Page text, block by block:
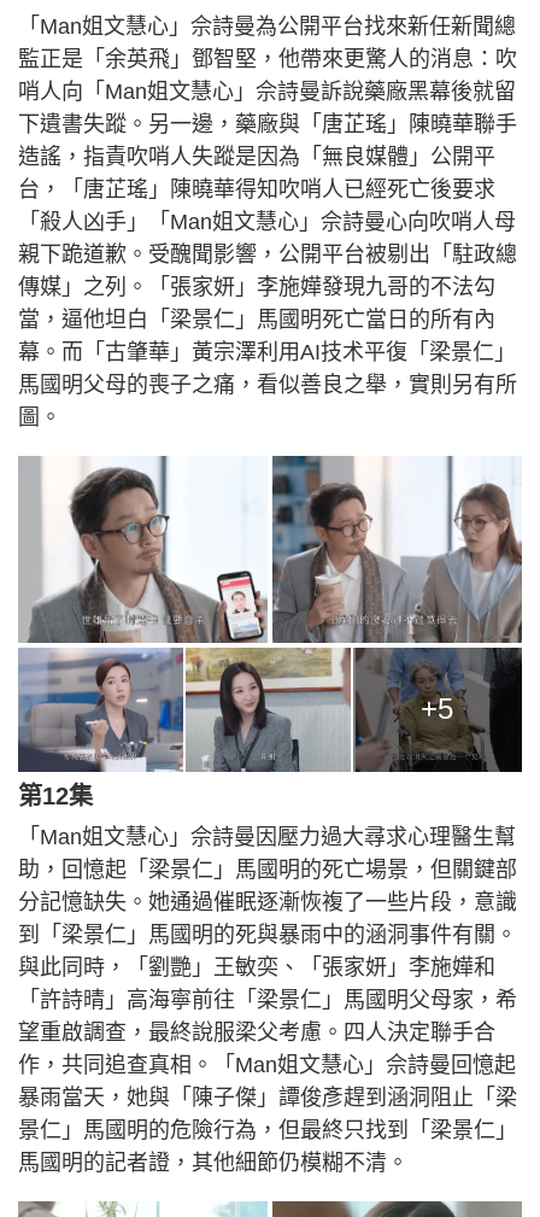
「Man姐文慧心」佘詩曼為公開平台找來新任新聞總
監正是「余英飛」鄧智堅，他帶來更驚人的消息：吹
哨人向「Man姐文慧心」佘詩曼訴說藥廠黑幕後就留
下遺書失蹤。另一邊，藥廠與「唐芷瑤」陳曉華聯手
造謠，指責吹哨人失蹤是因為「無良媒體」公開平
台，「唐芷瑤」陳曉華得知吹哨人已經死亡後要求
「殺人凶手」「Man姐文慧心」佘詩曼心向吹哨人母
親下跪道歉。受醜聞影響，公開平台被剔出「駐政總
傳媒」之列。「張家妍」李施嬅發現九哥的不法勾
當，逼他坦白「梁景仁」馬國明死亡當日的所有內
幕。而「古肇華」黃宗澤利用AI技术平復「梁景仁」
馬國明父母的喪子之痛，看似善良之舉，實則另有所
圖。
+5
第12集
「Man姐文慧心」佘詩曼因壓力過大尋求心理醫生幫
助，回憶起「梁景仁」馬國明的死亡場景，但關鍵部
分記憶缺失。她通過催眠逐漸恢複了一些片段，意識
到「梁景仁」馬國明的死與暴雨中的涵洞事件有關。
與此同時，「劉艷」王敏奕、「張家妍」李施嬅和
「許詩晴」高海寧前往「梁景仁」馬國明父母家，希
望重啟調查，最終說服梁父考慮。四人決定聯手合
作，共同追查真相。「Man姐文慧心」佘詩曼回憶起
暴雨當天，她與「陳子傑」譚俊彥趕到涵洞阻止「梁
景仁」馬國明的危險行為，但最終只找到「梁景仁」
馬國明的記者證，其他細節仍模糊不清。